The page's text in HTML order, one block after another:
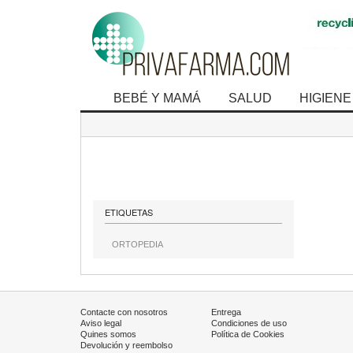
BEBÉ Y MAMÁ SALUD HIGIENE
ETIQUETAS
ORTOPEDIA
Contacte con nosotros
Entrega
Aviso legal
Condiciones de uso
Quines somos
Política de Cookies
Devolución y reembolso